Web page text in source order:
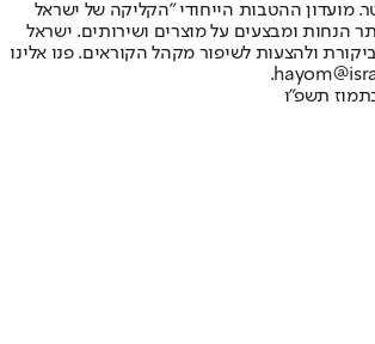
מועדון ההטבות הייחודי "הקליקה של ישראל
הנחות ומבצעים על מוצרים ושירותים. ישראל
ולהצעות לשיפור מקהל הקוראים. פנו אלינו
תשפ"ו